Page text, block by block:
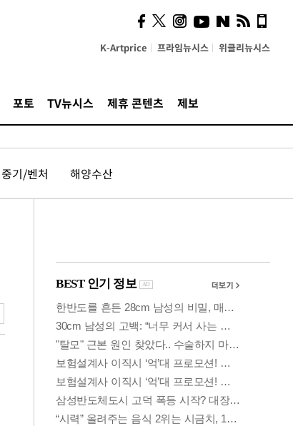
K-Artprice 프라임뉴시스 위클리뉴시스
포토 TV뉴시스 제휴 콘텐츠 제보
중기/벤처 해양수산
사이 해답 찾았죠"…알을
깨고 나온 '초자아'